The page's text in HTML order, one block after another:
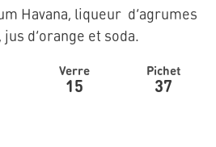
Havana, liqueur d’agrumes
d’orange et soda.
Verre
15
Pichet
37